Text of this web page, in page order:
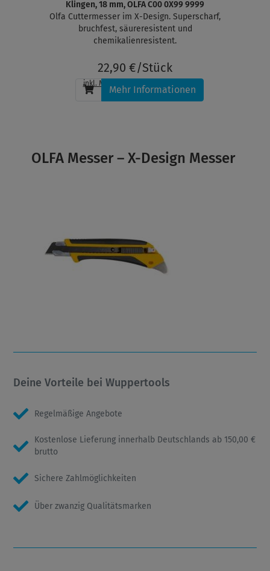
Klingen, 18 mm, OLFA C00 0X99 9999
Olfa Cuttermesser im X-Design. Superscharf,
bruchfest, säureresistent und
chemikalienresistent.
22,90 €/Stück
inkl. MwSt. , zzgl. Versandkosten
Mehr Informationen
OLFA Messer – X-Design Messer
Deine Vorteile bei Wuppertools
Regelmäßige Angebote
Kostenlose Lieferung innerhalb Deutschlands ab 150,00 €
brutto
Sichere Zahlmöglichkeiten
Über zwanzig Qualitätsmarken